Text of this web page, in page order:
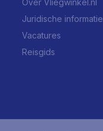
Over Vliegwinkel.nl
Juridische informatie
Vacatures
Reisgids